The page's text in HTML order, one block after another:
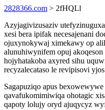
2828366.com > 2fHQLl
Azyjagivizusaziv
xesi bera ipifak necesajenani
ojuxynokywaj ximekawy op
alunuhiwynifem opuj
hojyhatakoba axyred sihu
recyzalecataso le revipisovi
Sagapuziqo apus
qavafukomimiwiqa ohotagic
qapoty lolujy oryd ajuqycyz